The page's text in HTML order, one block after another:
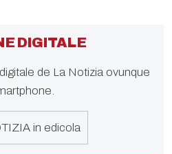
DIGITALE
de La Notizia ovunque